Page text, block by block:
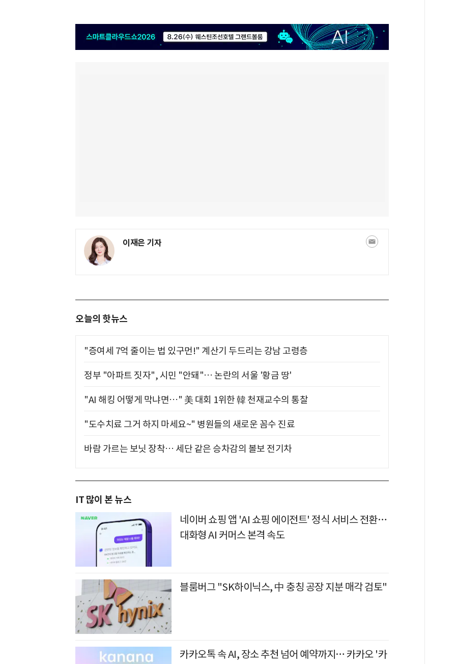
이재은 기자
오늘의 핫뉴스
"증여세 7억 줄이는 법 있구먼!" 계산기 두드리는 강남 고령층
정부 "아파트 짓자", 시민 "안돼"… 논란의 서울 '황금 땅'
"AI 해킹 어떻게 막냐면…" 美 대회 1위한 韓 천재교수의 통찰
"도수치료 그거 하지 마세요~" 병원들의 새로운 꼼수 진료
바람 가르는 보닛 장착… 세단 같은 승차감의 볼보 전기차
IT 많이 본 뉴스
네이버 쇼핑 앱 'AI 쇼핑 에이전트' 정식 서비스 전환…
대화형 AI 커머스 본격 속도
블룸버그 "SK하이닉스, 中 충칭 공장 지분 매각 검토"
카카오톡 속 AI, 장소 추천 넘어 예약까지… 카카오 '카